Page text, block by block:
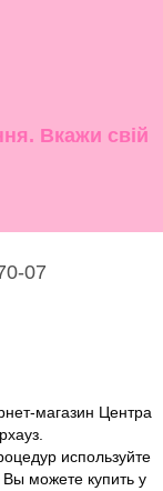
Вкажи свій
07
магазин Центра
используйте
можете купить у